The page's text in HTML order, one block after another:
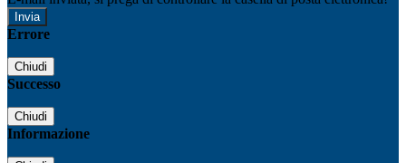
Errore
Chiudi
Successo
Chiudi
Informazione